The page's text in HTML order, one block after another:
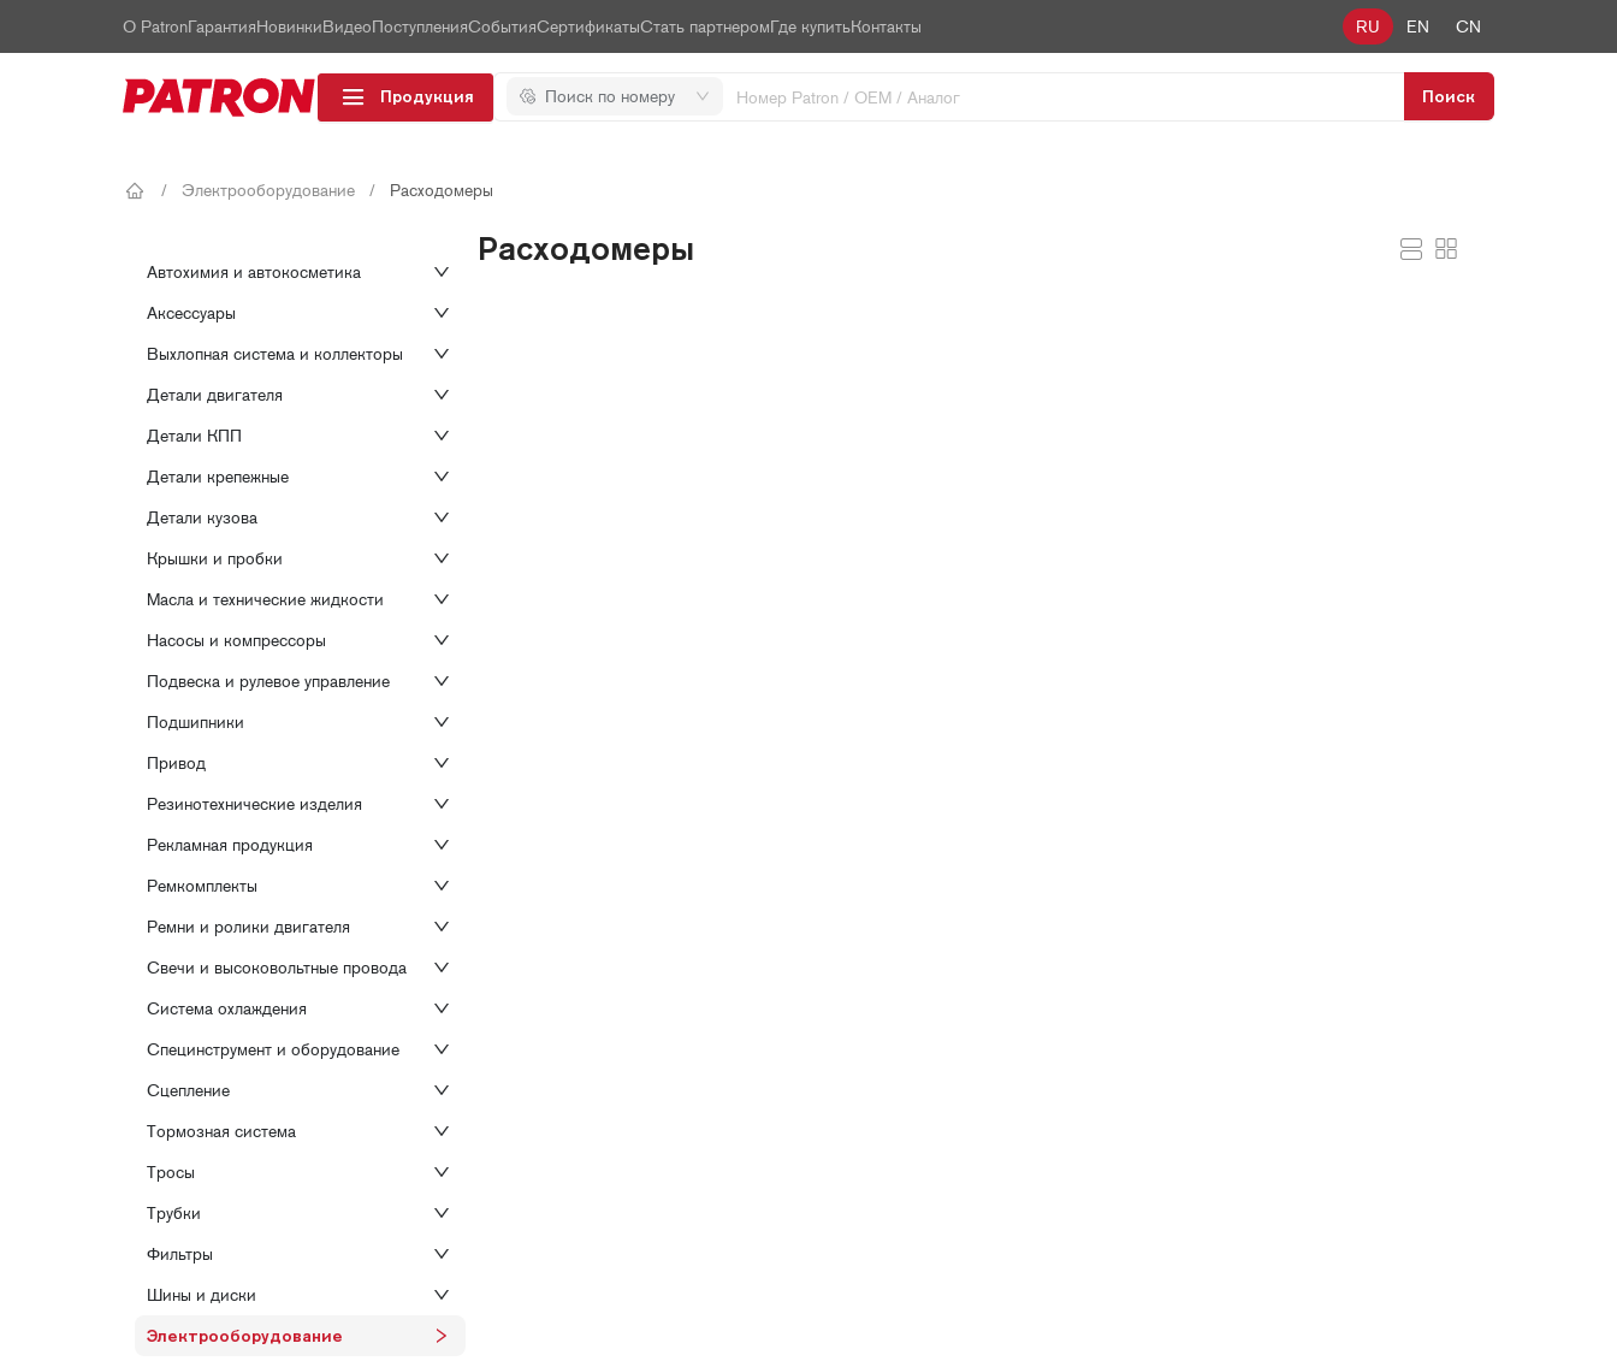
О PatronГарантияНовинкиВидеоПоступленияСобытияСертификатыСтать партнеромГде купитьКонтакты RU EN CN
Продукция Поиск по номеру Поиск
/ Электрооборудование / Расходомеры
Автохимия и автокосметика
Аксессуары
Выхлопная система и коллекторы
Детали двигателя
Детали КПП
Детали крепежные
Детали кузова
Крышки и пробки
Масла и технические жидкости
Насосы и компрессоры
Подвеска и рулевое управление
Подшипники
Привод
Резинотехнические изделия
Рекламная продукция
Ремкомплекты
Ремни и ролики двигателя
Свечи и высоковольтные провода
Система охлаждения
Специнструмент и оборудование
Сцепление
Тормозная система
Тросы
Трубки
Фильтры
Шины и диски
Электрооборудование
Расходомеры